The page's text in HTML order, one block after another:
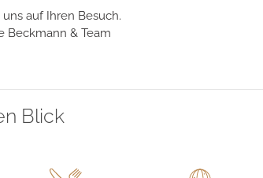
Team unterstützt Sie gerne bei allen Fragen
auf Ihren Besuch.